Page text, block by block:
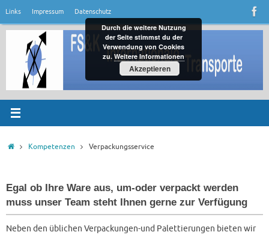
Inhalt
springen
Links Impressum Datenschutz
Startseite
Kompetenzen Verpackungsservice
Egal ob Ihre Ware aus, um-oder verpackt werden
muss unser Team steht Ihnen gerne zur Verfügung
Neben den üblichen Verpackungen-und Palettierungen bieten wir
Durch die weitere Nutzung
der Seite stimmst du der
Verwendung von Cookies
zu. Weitere Informationen
Akzeptieren